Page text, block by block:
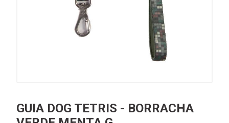
GUIA DOG TETRIS - BORRACHA